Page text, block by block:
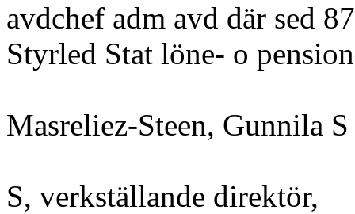
avdchef adm avd där sed
Styrled Stat löne- o
Masreliez-Steen, Gunnila
S, verkställande direktör,